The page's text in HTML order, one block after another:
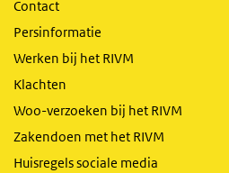
Contact
Persinformatie
Werken bij het RIVM
Klachten
Woo-verzoeken bij het RIVM
Zakendoen met het RIVM
Huisregels sociale media